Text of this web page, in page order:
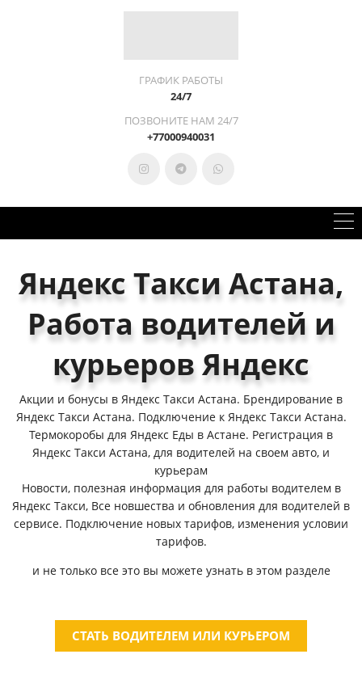
ГРАФИК РАБОТЫ
24/7
ПОЗВОНИТЕ НАМ 24/7
+77000940031
Яндекс Такси Астана,
Работа водителей и
курьеров Яндекс
Акции и бонусы в Яндекс Такси Астана. Брендирование в
Яндекс Такси Астана. Подключение к Яндекс Такси Астана.
Термокоробы для Яндекс Еды в Астане. Регистрация в
Яндекс Такси Астана, для водителей на своем авто, и
курьерам
Новости, полезная информация для работы водителем в
Яндекс Такси, Все новшества и обновления для водителей в
сервисе. Подключение новых тарифов, изменения условии
тарифов.
и не только все это вы можете узнать в этом разделе
СТАТЬ ВОДИТЕЛЕМ ИЛИ КУРЬЕРОМ